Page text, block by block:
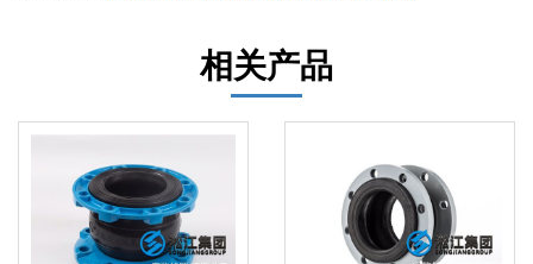
相关产品